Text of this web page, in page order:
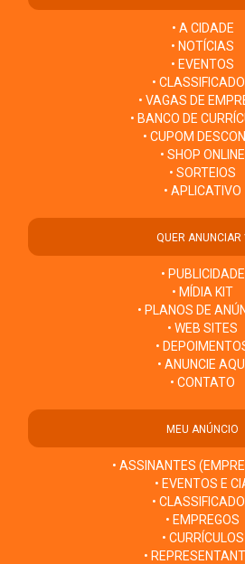
• A CIDADE
• NOTÍCIAS
• EVENTOS
•
• VAGAS DE
• BANCO DE
• CUPOM
• SHOP ONLINE
• SORTEIOS
• APLICATIVO
QUER ANUNCIAR
• PUBLICIDADE
• MÍDIA KIT
• PLANOS DE
• WEB SITES
•
• ANUNCIE AQUI
• CONTATO
MEU ANÚNCIO
• ASSINANTES
• EVENTOS E
•
• EMPREGOS
• CURRÍCULOS
•